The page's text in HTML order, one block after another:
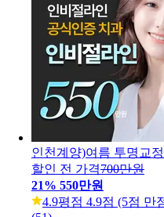
인천계양)여름 투명교
할인 전 가격700만원
21% 550만원
4.9평점 4.9점 (5점 만